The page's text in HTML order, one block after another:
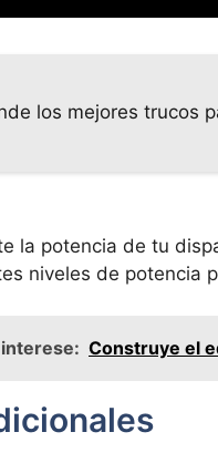
los mejores trucos
la potencia de tu
niveles de potencia
Construye el